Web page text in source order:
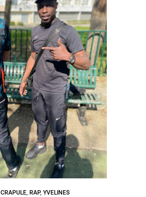
CRAPULE, RAP, YVELINES